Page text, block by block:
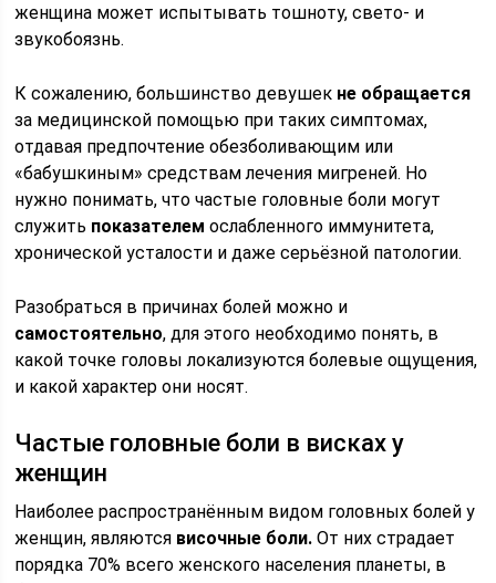
женщина может испытывать тошноту, свето- и
звукобоязнь.
К сожалению, большинство девушек не обращается
за медицинской помощью при таких симптомах,
отдавая предпочтение обезболивающим или
«бабушкиным» средствам лечения мигреней. Но
нужно понимать, что частые головные боли могут
служить показателем ослабленного иммунитета,
хронической усталости и даже серьёзной патологии.
Разобраться в причинах болей можно и
самостоятельно, для этого необходимо понять, в
какой точке головы локализуются болевые ощущения,
и какой характер они носят.
Частые головные боли в висках у
женщин
Наиболее распространённым видом головных болей у
женщин, являются височные боли. От них страдает
порядка 70% всего женского населения планеты, в